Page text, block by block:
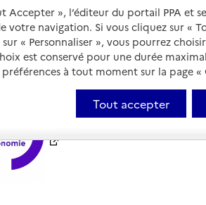
Fin de vie à domicile
Accepter », l’éditeur du portail PPA et
votre navigation. Si vous cliquez sur «
« Personnaliser », vous pourrez
est conservé pour une durée
à tout moment sur la page «
Tout accepter